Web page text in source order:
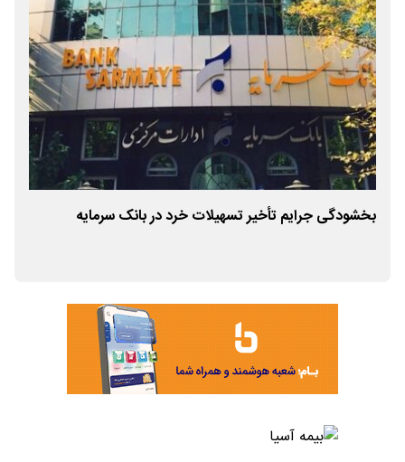
بخشودگی جرایم تأخیر تسهیلات خرد در بانک سرمایه